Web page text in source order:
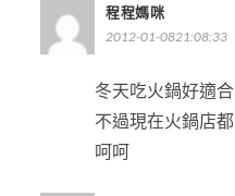
程程媽咪
2012-01-0821:08:33
冬天吃火鍋好適
不過現在火鍋店
呵呵